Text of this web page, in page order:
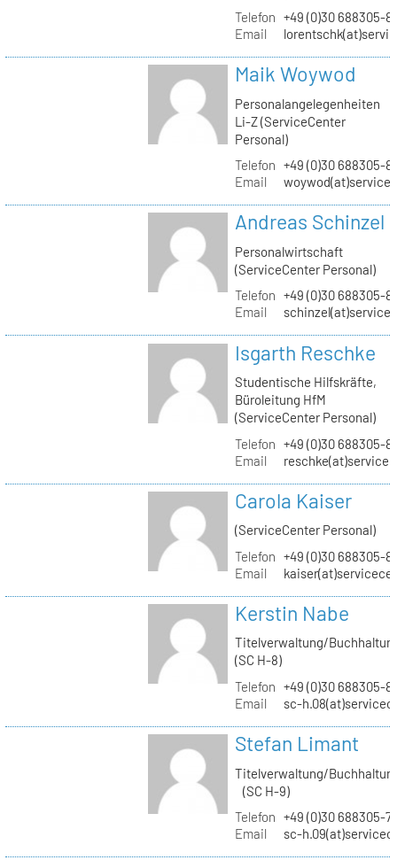
Telefon +49 (0)30 688305-
Email
Maik Woywod
Personalangelegenheiten
Li-Z (ServiceCenter
Personal)
Telefon +49 (0)30 688305-
Email
Andreas Schinzel
Personalwirtschaft
(ServiceCenter Personal)
Telefon +49 (0)30 688305-
Email
Isgarth Reschke
Studentische Hilfskräfte,
Büroleitung HfM
(ServiceCenter Personal)
Telefon +49 (0)30 688305-
Email
Carola Kaiser
(ServiceCenter Personal)
Telefon +49 (0)30 688305-
Email
Kerstin Nabe
Titelverwaltung/
(SC H-8)
Telefon +49 (0)30 688305-
Email
sc-
Stefan Limant
Titelverwaltung/
(SC H-9)
Telefon +49 (0)30 688305-
Email
sc-